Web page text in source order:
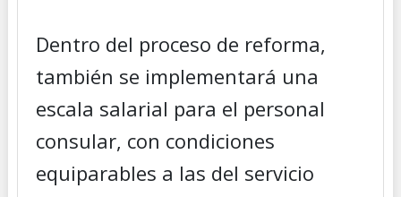
Dentro del proceso de reforma,
también se implementará una
escala salarial para el personal
consular, con condiciones
equiparables a las del servicio